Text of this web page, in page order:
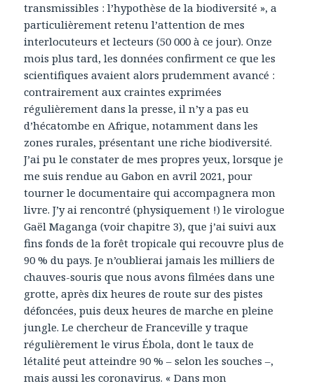
transmissibles : l’hypothèse de la biodiversité », a
particulièrement retenu l’attention de mes
interlocuteurs et lecteurs (50 000 à ce jour). Onze
mois plus tard, les données confirment ce que les
scientifiques avaient alors prudemment avancé :
contrairement aux craintes exprimées
régulièrement dans la presse, il n’y a pas eu
d’hécatombe en Afrique, notamment dans les
zones rurales, présentant une riche biodiversité.
J’ai pu le constater de mes propres yeux, lorsque je
me suis rendue au Gabon en avril 2021, pour
tourner le documentaire qui accompagnera mon
livre. J’y ai rencontré (physiquement !) le virologue
Gaël Maganga (voir chapitre 3), que j’ai suivi aux
fins fonds de la forêt tropicale qui recouvre plus de
90 % du pays. Je n’oublierai jamais les milliers de
chauves-souris que nous avons filmées dans une
grotte, après dix heures de route sur des pistes
défoncées, puis deux heures de marche en pleine
jungle. Le chercheur de Franceville y traque
régulièrement le virus Ébola, dont le taux de
létalité peut atteindre 90 % – selon les souches –,
mais aussi les coronavirus. « Dans mon